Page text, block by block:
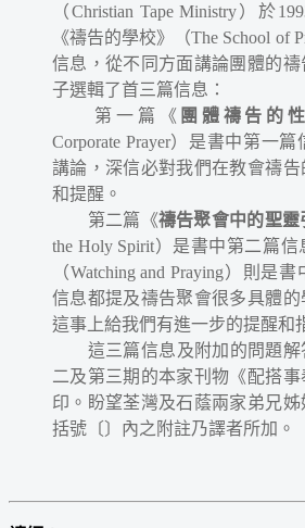
（Christian Tape Ministry）於
《禱告的學校》（The School of
信息，從不同方面講論團體的
子選輯了首三篇信息：
第一篇《 團體禱告的
Corporate Prayer）是書中第一
講論，深信必對我們在教會禱
和提醒。
第二篇《禱告聚會中的聖靈
the Holy Spirit）是書中第二篇信
（Watching and Praying）則是
信息都提及禱告聚會很多具體
這事上給我們有進一步的提醒和
這三篇信息及附加的問題解
二及第三期的本家刊物《配搭
印。盼望荃灣及石蔭兩家弟兄
括號〔〕內之附註乃譯者所加。